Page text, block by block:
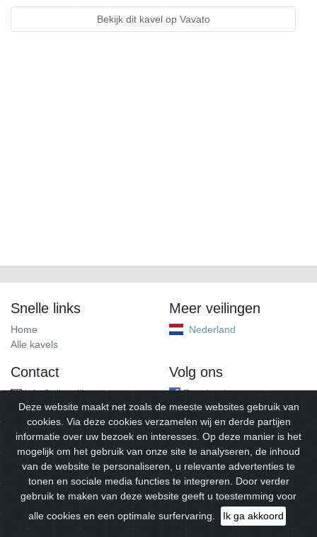
Bekijk dit kavel op Vavato
Snelle links
Home
Alle kavels
Meer veilingen
Nederland
Contact
info@alleveilingen.net
Volg ons
Facebook
© 2026Alleveilingen.Alle rechten voorbehouden.
Deze website maakt net zoals de meeste websites gebruik van
cookies. Via deze cookies verzamelen wij en derde partijen
informatie over uw bezoek en interesses. Op deze manier is het
mogelijk om het gebruik van onze site te analyseren, de inhoud
van de website te personaliseren, u relevante advertenties te
tonen en sociale media functies te integreren. Door verder
gebruik te maken van deze website geeft u toestemming voor
alle cookies en een optimale surfervaring.
Ik ga akkoord